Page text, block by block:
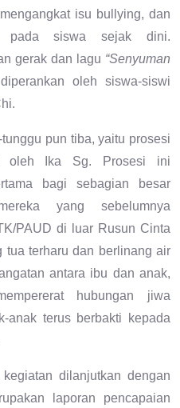
isu bullying, dan
pada siswa sejak dini.
gerak dan lagu “Senyuman
oleh siswa-siswi
pun tiba, yaitu prosesi
oleh Ika Sg. Prosesi ini
bagi sebagian besar
yang sebelumnya
PAUD di luar Rusun Cinta
tua terharu dan berlinang air
antara ibu dan anak,
hubungan jiwa
anak terus berbakti kepada
dilanjutkan dengan
laporan pencapaian